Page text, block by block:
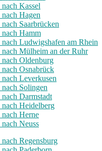
Kassel
Hagen
Saarbrücken
Hamm
Ludwigshafen am Rhein
Mülheim an der Ruhr
Oldenburg
Osnabrück
Leverkusen
Solingen
Darmstadt
Heidelberg
Herne
Neuss
Regensburg